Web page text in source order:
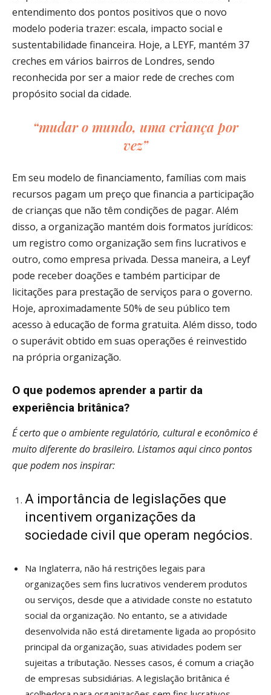
entendimento dos pontos positivos que o novo
modelo poderia trazer: escala, impacto social e
sustentabilidade financeira. Hoje, a LEYF, mantém 37
creches em vários bairros de Londres, sendo
reconhecida por ser a maior rede de creches com
propósito social da cidade.
“mudar o mundo, uma criança por
vez”
Em seu modelo de financiamento, famílias com mais
recursos pagam um preço que financia a participação
de crianças que não têm condições de pagar. Além
disso, a organização mantém dois formatos jurídicos:
um registro como organização sem fins lucrativos e
outro, como empresa privada. Dessa maneira, a Leyf
pode receber doações e também participar de
licitações para prestação de serviços para o governo.
Hoje, aproximadamente 50% de seu público tem
acesso à educação de forma gratuita. Além disso, todo
o superávit obtido em suas operações é reinvestido
na própria organização.
O que podemos aprender a partir da
experiência britânica?
É certo que o ambiente regulatório, cultural e econômico é
muito diferente do brasileiro. Listamos aqui cinco pontos
que podem nos inspirar:
A importância de legislações que
incentivem organizações da
sociedade civil que operam negócios.
Na Inglaterra, não há restrições legais para
organizações sem fins lucrativos venderem produtos
ou serviços, desde que a atividade conste no estatuto
social da organização. No entanto, se a atividade
desenvolvida não está diretamente ligada ao propósito
principal da organização, suas atividades podem ser
sujeitas a tributação. Nesses casos, é comum a criação
de empresas subsidiárias. A legislação britânica é